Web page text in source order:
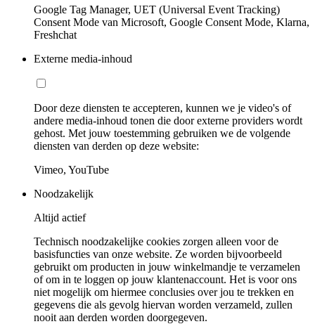
Google Tag Manager, UET (Universal Event Tracking)
Consent Mode van Microsoft, Google Consent Mode, Klarna,
Freshchat
Externe media-inhoud
Door deze diensten te accepteren, kunnen we je video's of
andere media-inhoud tonen die door externe providers wordt
gehost. Met jouw toestemming gebruiken we de volgende
diensten van derden op deze website:
Vimeo, YouTube
Noodzakelijk
Altijd actief
Technisch noodzakelijke cookies zorgen alleen voor de
basisfuncties van onze website. Ze worden bijvoorbeeld
gebruikt om producten in jouw winkelmandje te verzamelen
of om in te loggen op jouw klantenaccount. Het is voor ons
niet mogelijk om hiermee conclusies over jou te trekken en
gegevens die als gevolg hiervan worden verzameld, zullen
nooit aan derden worden doorgegeven.